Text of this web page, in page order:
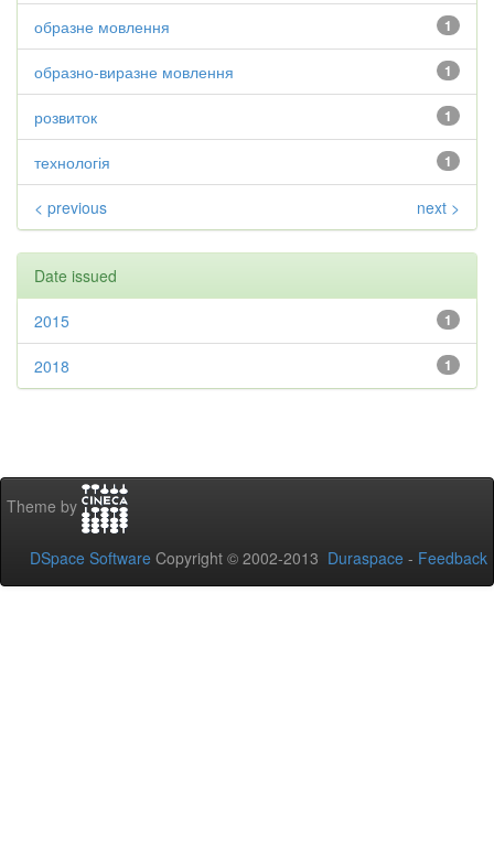
1
образне мовлення
1
образно-виразне мовлення
1
розвиток
1
технологія
< previous next >
Date issued
1
2015
1
2018
Theme by
DSpace Software Copyright © 2002-2013 Duraspace - Feedback